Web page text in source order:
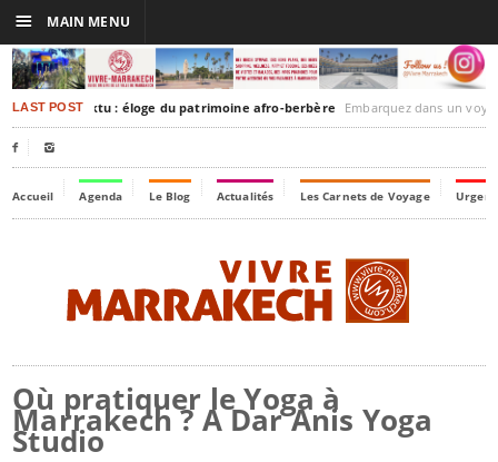
LAST POST
Timbuktu : éloge du patrimoine afro-berbère Embarquez dans un voyage culturel dans le
 
Accueil Agenda Le Blog Actualités Les Carnets de Voyage
Où pratiquer le Yoga à
Marrakech ? A Dar Anis Yoga
Studio
☰ MAIN MENU